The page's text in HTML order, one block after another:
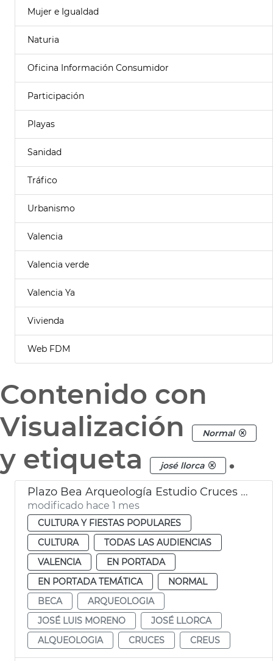
Mujer e Igualdad
Naturia
Oficina Información Consumidor
Participación
Playas
Sanidad
Tráfico
Urbanismo
Valencia
Valencia verde
Valencia Ya
Vivienda
Web FDM
Contenido con
Visualización
Normal
y etiqueta josé llorca .
Plazo Bea Arqueología Estudio Cruces València
modificado hace 1 mes
CULTURA Y FIESTAS POPULARES
CULTURA
TODAS LAS AUDIENCIAS
VALENCIA
EN PORTADA
EN PORTADA TEMÁTICA
NORMAL
BECA
ARQUEOLOGIA
JOSÉ LUIS MORENO
JOSÉ LLORCA
ALQUEOLOGIA
CRUCES CREUS